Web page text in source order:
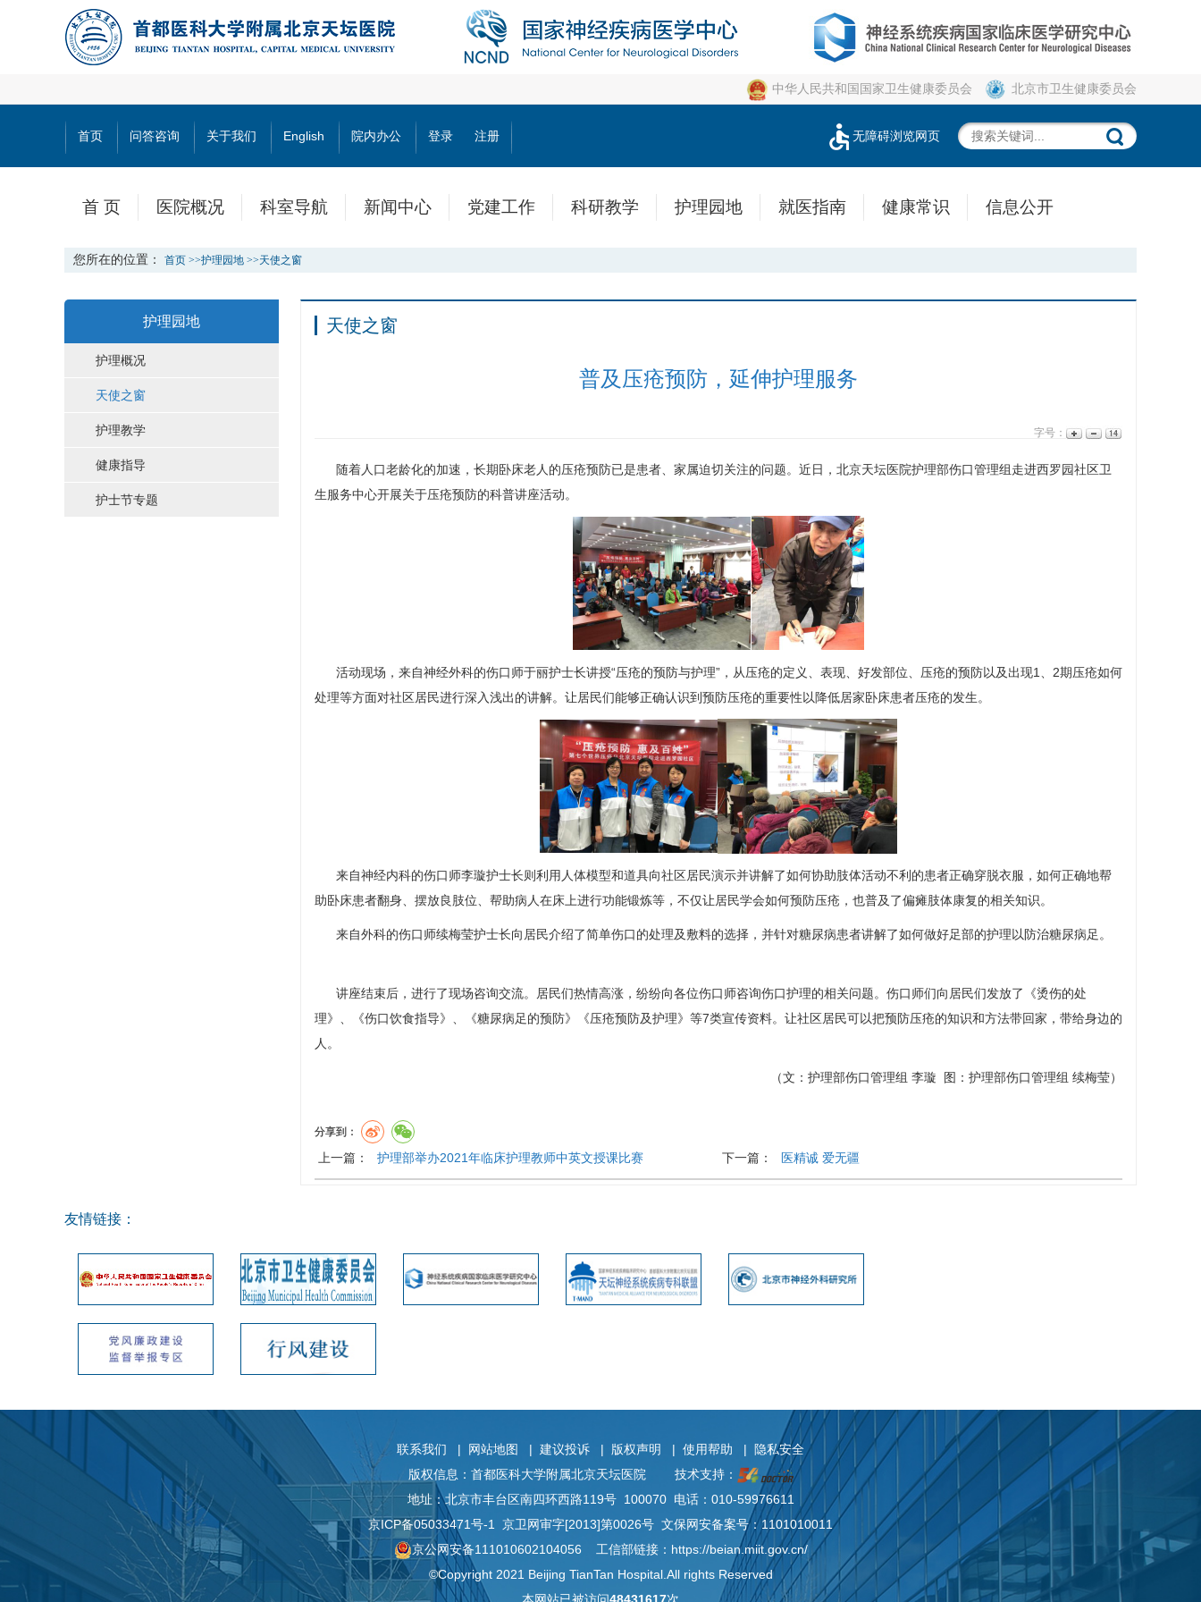
中华人民共和国国家卫生健康委员会 北京市卫生健康委员会
首页 问答咨询 关于我们 English 院内办公 登录 注册 无障碍浏览网页
首 页 医院概况 科室导航 新闻中心 党建工作 科研教学 护理园地 就医指南 健康常识 信息公开
您所在的位置： 首页 >>护理园地 >>天使之窗
护理园地
护理概况
天使之窗
护理教学
健康指导
护士节专题
天使之窗
普及压疮预防，延伸护理服务
字号：
随着人口老龄化的加速，长期卧床老人的压疮预防已是患者、家属迫切关注的问题。近日，北京天坛医院护理部伤口管理组走进西罗园社区卫
生服务中心开展关于压疮预防的科普讲座活动。
活动现场，来自神经外科的伤口师于丽护士长讲授“压疮的预防与护理”，从压疮的定义、表现、好发部位、压疮的预防以及出现1、2期压疮如何
处理等方面对社区居民进行深入浅出的讲解。让居民们能够正确认识到预防压疮的重要性以降低居家卧床患者压疮的发生。
来自神经内科的伤口师李璇护士长则利用人体模型和道具向社区居民演示并讲解了如何协助肢体活动不利的患者正确穿脱衣服，如何正确地帮
助卧床患者翻身、摆放良肢位、帮助病人在床上进行功能锻炼等，不仅让居民学会如何预防压疮，也普及了偏瘫肢体康复的相关知识。
来自外科的伤口师续梅莹护士长向居民介绍了简单伤口的处理及敷料的选择，并针对糖尿病患者讲解了如何做好足部的护理以防治糖尿病足。
讲座结束后，进行了现场咨询交流。居民们热情高涨，纷纷向各位伤口师咨询伤口护理的相关问题。伤口师们向居民们发放了《烫伤的处
理》、《伤口饮食指导》、《糖尿病足的预防》《压疮预防及护理》等7类宣传资料。让社区居民可以把预防压疮的知识和方法带回家，带给身边的
人。
（文： 护理部伤口管理组 李璇 图： 护理部伤口管理组 续梅莹）
分享到：
上一篇： 护理部举办2021年临床护理教师中英文授课比赛 下一篇： 医精诚 爱无疆
友情链接：
联系我们 | 网站地图 | 建议投诉 | 版权声明 | 使用帮助 |
隐私安全
版权信息：首都医科大学附属北京天坛医院 技术支持：
地址：北京市丰台区南四环西路119号 100070 电话：010-59976611
京ICP备05033471号-1
京卫网审字[2013]第0026号 文保网安备案号：1101010011
京公网安备111010602104056 工信部链接： https://beian.miit.gov.cn/
©Copyright 2021 Beijing TianTan Hospital.All rights Reserved